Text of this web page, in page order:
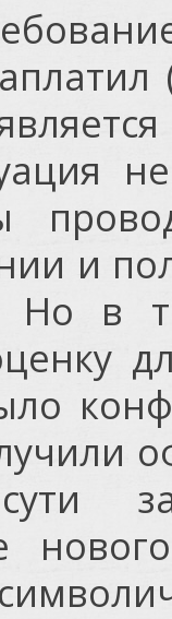
и
Но в